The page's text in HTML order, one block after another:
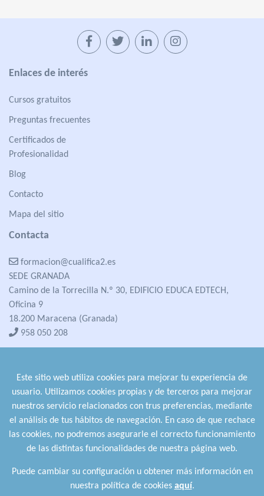
Enlaces de interés
Cursos gratuitos
Preguntas frecuentes
Certificados de
Profesionalidad
Blog
Contacto
Mapa del sitio
Contacta
formacion@cualifica2.es
SEDE GRANADA
Camino de la Torrecilla N.º 30, EDIFICIO EDUCA EDTECH,
Oficina 9
18.200 Maracena (Granada)
958 050 208
958 991 970
Este sitio web utiliza cookies para mejorar tu experiencia de
usuario. Utilizamos cookies propias y de terceros para mejorar
nuestros servicio relacionados con trus preferencias, mediante
el análisis de tus hábitos de navegación. En caso de que rechace
las cookies, no podremos asegurarle el correcto funcionamiento
de las distintas funcionalidades de nuestra página web.
Puede cambiar su configuración u obtener más información en
nuestra política de cookies aquí.